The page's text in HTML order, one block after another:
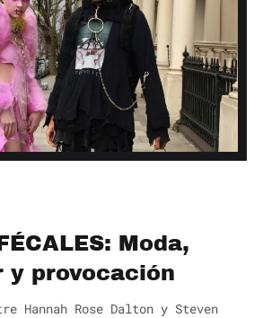
Moda,
y provocación
Hannah Rose Dalton y Steven